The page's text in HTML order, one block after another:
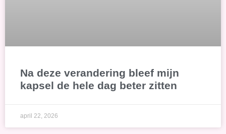
Na deze verandering bleef mijn
kapsel de hele dag beter zitten
april 22, 2026